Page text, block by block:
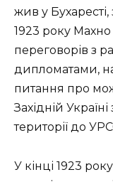
жив у
1923 року
переговорів з
дипломатами,
питання про
Західній
території до
У кінці 1923